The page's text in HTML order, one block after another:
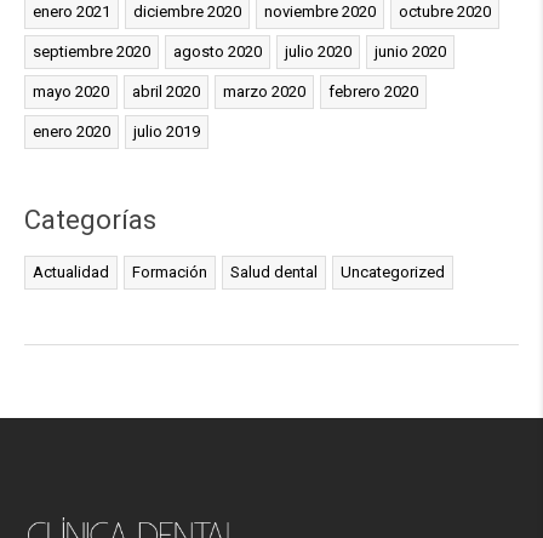
enero 2021 diciembre 2020 noviembre 2020 octubre 2020
septiembre 2020 agosto 2020 julio 2020 junio 2020
mayo 2020 abril 2020 marzo 2020 febrero 2020
enero 2020 julio 2019
Categorías
Actualidad Formación Salud dental Uncategorized